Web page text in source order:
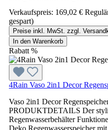
Verkaufspreis: 169,02 €
gespart)
Preise inkl. MwSt. zzgl.
In den Warenkorb
Rabatt %
4Rain Vaso 2in1 Decor
Vaso 2in1 Decor
PRODUKTDETAILS Der
Regenwasserbehälter
Deko Regenwasserspeicher